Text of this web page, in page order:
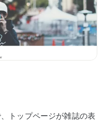
トップページが雑誌の表